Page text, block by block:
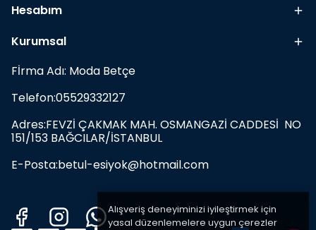
Alışveriş deneyiminizi iyileştirmek için
yasal düzenlemelere uygun çerezler
Hesabım
Kurumsal
Fİrma Adı: Moda Betçe
Telefon:05529332127
Adres:FEVZİ ÇAKMAK MAH. OSMANGAZİ CADDESİ NO
151/153 BAĞCILAR/İSTANBUL
E-Posta:betul-esiyok@hotmail.com